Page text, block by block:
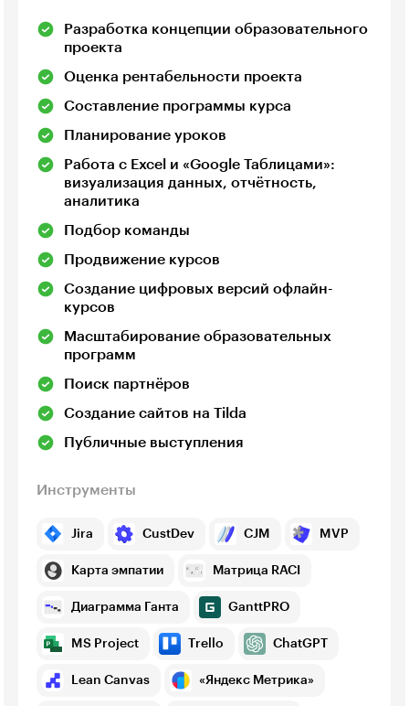
Разработка концепции образовательного
проекта
Оценка рентабельности проекта
Составление программы курса
Планирование уроков
Работа с Excel и «Google Таблицами»:
визуализация данных, отчётность,
аналитика
Подбор команды
Продвижение курсов
Создание цифровых версий офлайн-
курсов
Масштабирование образовательных
программ
Поиск партнёров
Создание сайтов на Tilda
Публичные выступления
Инструменты
Jira CustDev CJM MVP
Карта эмпатии Матрица RACI
Диаграмма Ганта GanttPRO
MS Project Trello ChatGPT
Lean Canvas «Яндекс Метрика»